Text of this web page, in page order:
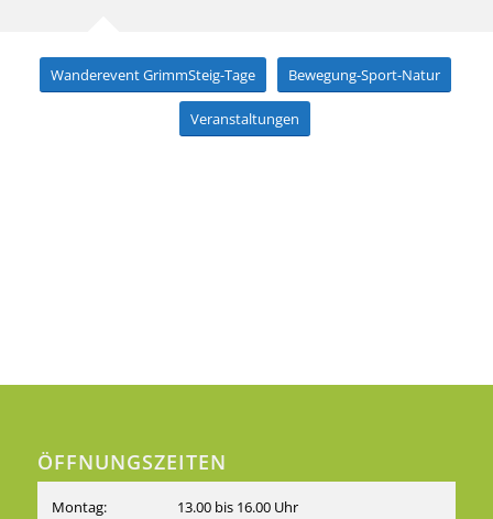
Wanderevent GrimmSteig-Tage Bewegung-Sport-Natur
Veranstaltungen
ÖFFNUNGSZEITEN
Montag: 13.00 bis 16.00 Uhr